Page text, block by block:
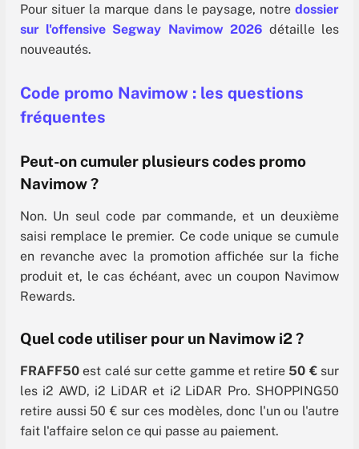
Pour situer la marque dans le paysage, notre dossier
sur l'offensive Segway Navimow 2026 détaille les
nouveautés.
Code promo Navimow : les questions
fréquentes
Peut-on cumuler plusieurs codes promo
Navimow ?
Non. Un seul code par commande, et un deuxième
saisi remplace le premier. Ce code unique se cumule
en revanche avec la promotion affichée sur la fiche
produit et, le cas échéant, avec un coupon Navimow
Rewards.
Quel code utiliser pour un Navimow i2 ?
FRAFF50 est calé sur cette gamme et retire 50 €sur
les i2 AWD, i2 LiDAR et i2 LiDAR Pro. SHOPPING50
retire aussi 50 € sur ces modèles, donc l'un ou l'autre
fait l'affaire selon ce qui passe au paiement.